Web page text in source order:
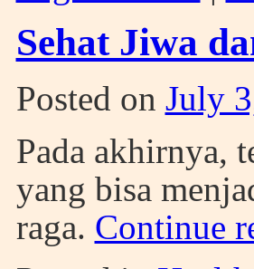
Sehat Jiwa
Posted on July
Pada akhirnya,
yang bisa
raga. Continue